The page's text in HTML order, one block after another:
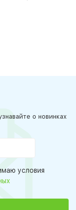
о новинках
условия